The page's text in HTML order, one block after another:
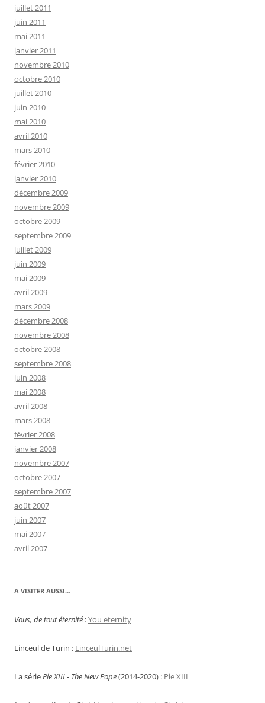
juillet 2011
juin 2011
mai 2011
janvier 2011
novembre 2010
octobre 2010
juillet 2010
juin 2010
mai 2010
avril 2010
mars 2010
février 2010
janvier 2010
décembre 2009
novembre 2009
octobre 2009
septembre 2009
juillet 2009
juin 2009
mai 2009
avril 2009
mars 2009
décembre 2008
novembre 2008
octobre 2008
septembre 2008
juin 2008
mai 2008
avril 2008
mars 2008
février 2008
janvier 2008
novembre 2007
octobre 2007
septembre 2007
août 2007
juin 2007
mai 2007
avril 2007
A VISITER AUSSI…
Vous, de tout éternité :You eternity
Linceul de Turin : LinceulTurin.net
La sériePie XIII - The New Pope(2014-2020) : Pie XIII